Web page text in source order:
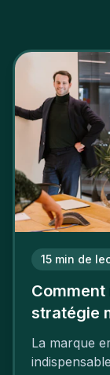
15 min de
stratégie
La marque